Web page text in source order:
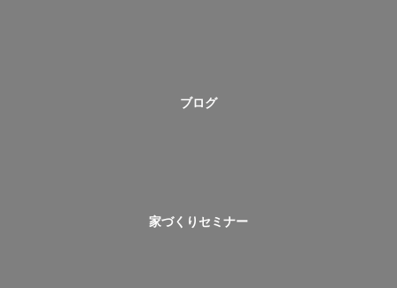
ブログ
家づくりセミナー